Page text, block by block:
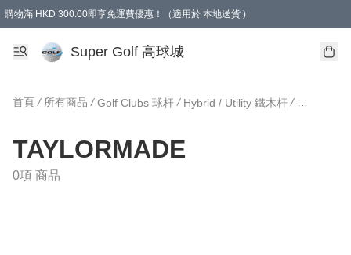
購物滿 HKD 300.00即享免運費優惠！（適用於 本地送貨 )
Super Golf 高球城
首頁 / 所有商品 / Golf Clubs 球杆 / Hybrid / Utility 鐵木杆 /
TAYLORMADE
0項 商品